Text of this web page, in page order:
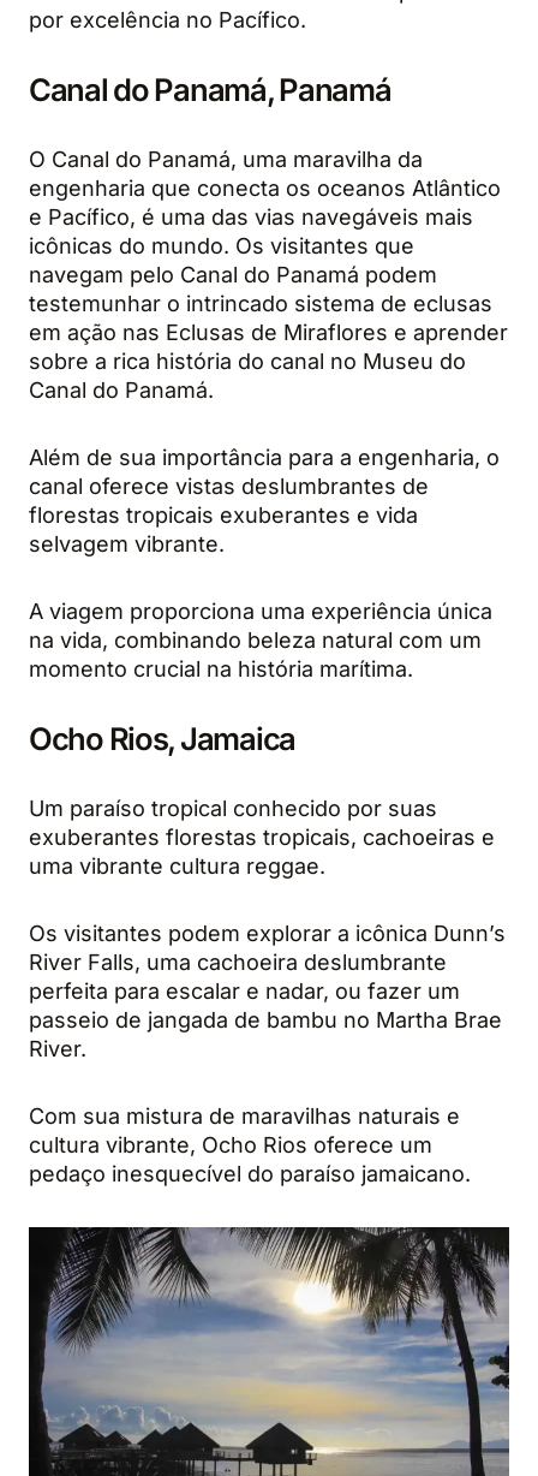
por excelência no Pacífico.
Canal do Panamá, Panamá
O Canal do Panamá, uma maravilha da
engenharia que conecta os oceanos Atlântico
e Pacífico, é uma das vias navegáveis mais
icônicas do mundo. Os visitantes que
navegam pelo Canal do Panamá podem
testemunhar o intrincado sistema de eclusas
em ação nas Eclusas de Miraflores e aprender
sobre a rica história do canal no Museu do
Canal do Panamá.
Além de sua importância para a engenharia, o
canal oferece vistas deslumbrantes de
florestas tropicais exuberantes e vida
selvagem vibrante.
A viagem proporciona uma experiência única
na vida, combinando beleza natural com um
momento crucial na história marítima.
Ocho Rios, Jamaica
Um paraíso tropical conhecido por suas
exuberantes florestas tropicais, cachoeiras e
uma vibrante cultura reggae.
Os visitantes podem explorar a icônica Dunn’s
River Falls, uma cachoeira deslumbrante
perfeita para escalar e nadar, ou fazer um
passeio de jangada de bambu no Martha Brae
River.
Com sua mistura de maravilhas naturais e
cultura vibrante, Ocho Rios oferece um
pedaço inesquecível do paraíso jamaicano.